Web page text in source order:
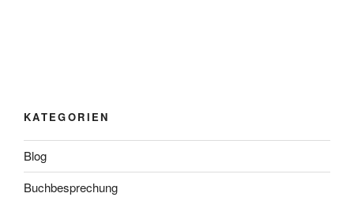
KATEGORIEN
Blog
Buchbesprechung